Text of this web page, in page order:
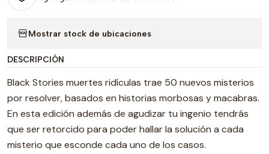
Mostrar stock de ubicaciones
DESCRIPCIÓN
Black Stories muertes ridículas trae 50 nuevos misterios
por resolver, basados en historias morbosas y macabras.
En esta edición además de agudizar tu ingenio tendrás
que ser retorcido para poder hallar la solución a cada
misterio que esconde cada uno de los casos.